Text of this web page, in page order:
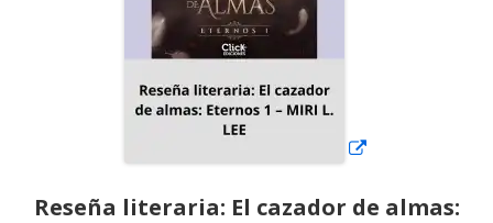
Reseña literaria: El cazador de almas: